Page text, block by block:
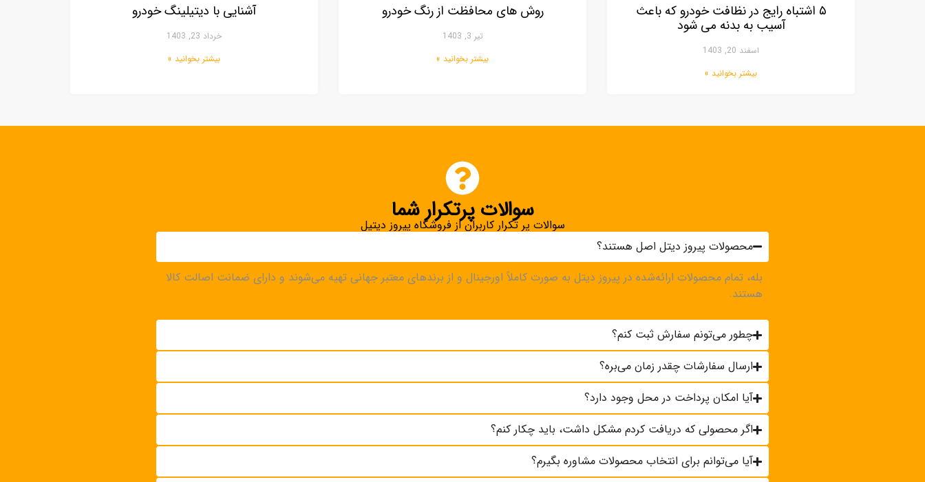
۵ اشتباه رایج در نظافت خودرو که باعث
آسیب به بدنه می ‌شود
اسفند 20, 1403
بیشتر بخوانید »
روش‌ های محافظت از رنگ خودرو
تیر 3, 1403
بیشتر بخوانید »
آشنایی با دیتیلینگ خودرو
خرداد 23, 1403
بیشتر بخوانید »
سوالات پرتکرار شما
سوالات پر تکرار کاربران از فروشگاه پیروز دیتیل
محصولات پیروز دیتل اصل هستند؟
بله، تمام محصولات ارائه‌شده در پیروز دیتل به صورت کاملاً اورجینال و از برندهای معتبر جهانی تهیه می‌شوند و دارای ضمانت اصالت کالا
هستند.
چطور می‌تونم سفارش ثبت کنم؟
ارسال سفارشات چقدر زمان می‌بره؟
آیا امکان پرداخت در محل وجود دارد؟
اگر محصولی که دریافت کردم مشکل داشت، باید چکار کنم؟
آیا می‌توانم برای انتخاب محصولات مشاوره بگیرم؟